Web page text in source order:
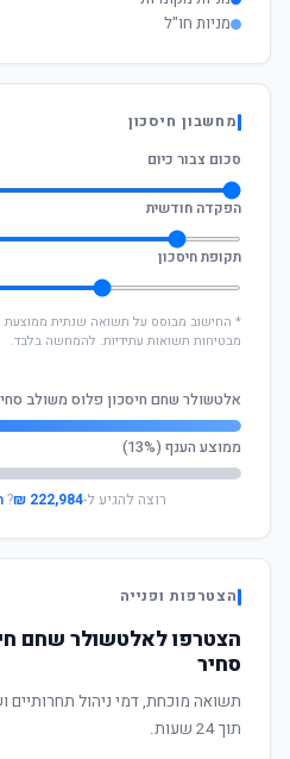
מניות חו"ל
מחשבון חיסכון
סכום צבור כיום
הפקדה חודשית
תקופת חיסכון
מבטיחות תשואות עתידיות. להמחשה בלבד.
אלטשולר שחם חיסכון פלוס משולב
ממוצע הענף (13%)
רוצה להגיע ל-222,984 ₪
?
הצטרפות ופנייה
הצטרפו לאלטשולר שחם
סחיר
תשואה מוכחת, דמי ניהול תחרותיים
תוך 24 שעות.